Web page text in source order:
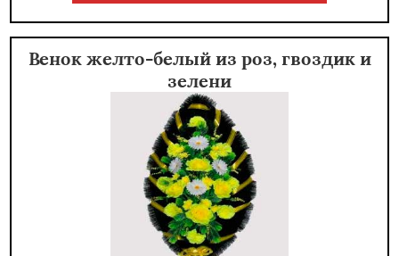
Венок желто-белый из роз, гвоздик и
зелени